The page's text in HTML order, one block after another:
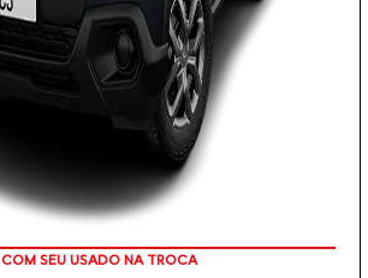
COM SEU USADO NA TROCA